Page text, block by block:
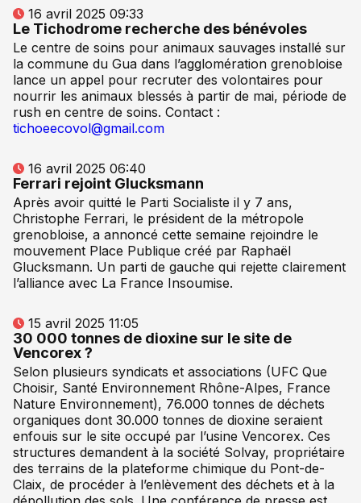
16 avril 2025 09:33
Le Tichodrome recherche des bénévoles
Le centre de soins pour animaux sauvages installé sur
la commune du Gua dans l’agglomération grenobloise
lance un appel pour recruter des volontaires pour
nourrir les animaux blessés à partir de mai, période de
rush en centre de soins. Contact :
tichoeecovol@gmail.com
16 avril 2025 06:40
Ferrari rejoint Glucksmann
Après avoir quitté le Parti Socialiste il y 7 ans,
Christophe Ferrari, le président de la métropole
grenobloise, a annoncé cette semaine rejoindre le
mouvement Place Publique créé par Raphaël
Glucksmann. Un parti de gauche qui rejette clairement
l’alliance avec La France Insoumise.
15 avril 2025 11:05
30 000 tonnes de dioxine sur le site de
Vencorex ?
Selon plusieurs syndicats et associations (UFC Que
Choisir, Santé Environnement Rhône-Alpes, France
Nature Environnement), 76.000 tonnes de déchets
organiques dont 30.000 tonnes de dioxine seraient
enfouis sur le site occupé par l’usine Vencorex. Ces
structures demandent à la société Solvay, propriétaire
des terrains de la plateforme chimique du Pont-de-
Claix, de procéder à l’enlèvement des déchets et à la